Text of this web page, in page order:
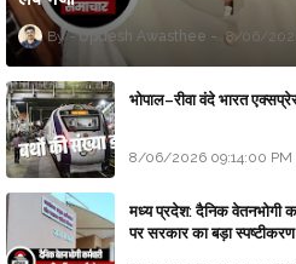
Updesh Awasthee 8/06/
भोपाल–रीवा वंदे भारत
8/06/2026 09:14:00 PM
मध्य प्रदेश: दैनिक वेतनभोगी
पर सरकार का बड़ा स्पष्टीकरण